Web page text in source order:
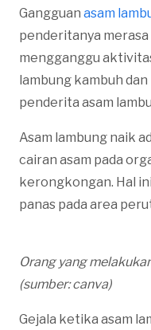
Gangguan asam
penderitanya
mengganggu
lambung kambuh
penderita asam
Asam lambung naik
cairan asam pada
kerongkongan. Hal
panas pada area
Orang yang
(sumber: canva)
Gejala ketika asam